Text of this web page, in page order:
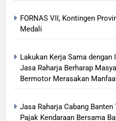
FORNAS VII, Kontingen
Medali
Lakukan Kerja Sama
Jasa Raharja Berharap
Bermotor Merasakan
Jasa Raharja Cabang
Pajak Kendaraan Bersama